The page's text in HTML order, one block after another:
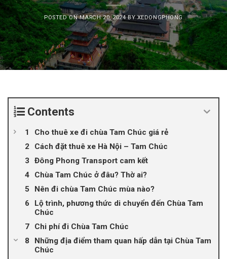
POSTED ONMARCH 20, 2024 BYXEDONGPHONG
Contents
Cho thuê xe đi chùa Tam Chúc giá rẻ
Cách đặt thuê xe Hà Nội – Tam Chúc
Đông Phong Transport cam kết
Chùa Tam Chúc ở đâu? Thờ ai?
Nên đi chùa Tam Chúc mùa nào?
Lộ trình, phương thức di chuyển đến Chùa Tam
Chúc
Chi phí đi Chùa Tam Chúc
Những địa điểm tham quan hấp dẫn tại Chùa Tam
Chúc